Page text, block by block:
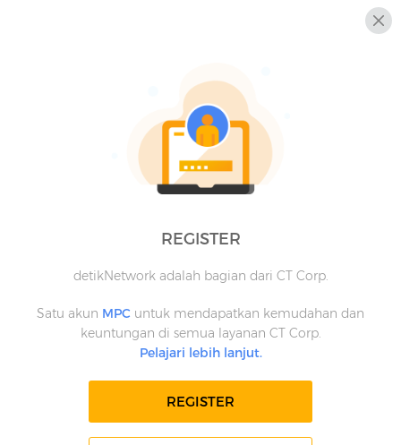
REGISTER
detikNetwork adalah bagian dari CT Corp.
Satu akun MPC untuk mendapatkan kemudahan dan
keuntungan di semua layanan CT Corp.
Pelajari lebih lanjut.
REGISTER